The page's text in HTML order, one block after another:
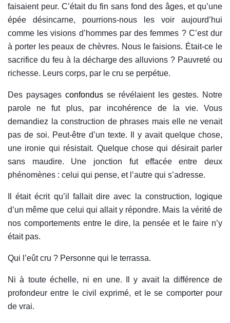
faisaient peur. C’était du fin sans fond des âges, et qu’une
épée désincarne, pourrions-nous les voir aujourd’hui
comme les visions d’hommes par des femmes ? C’est dur
à porter les peaux de chèvres. Nous le faisions. Était-ce le
sacrifice du feu à la décharge des alluvions ? Pauvreté ou
richesse. Leurs corps, par le cru se perpétue.
Des paysages confondusse révélaient les gestes. Notre
parole ne fut plus, par incohérence de la vie. Vous
demandiez la construction de phrases mais elle ne venait
pas de soi. Peut-être d’un texte. Il y avait quelque chose,
une ironie qui résistait. Quelque chose qui désirait parler
sans maudire. Une jonction fut effacée entre deux
phénomènes : celui qui pense, et l’autre qui s’adresse.
Il était écrit qu’il fallait dire avec la construction, logique
d’un même que celui qui allait y répondre. Mais la vérité de
nos comportements entre le dire, la pensée et le faire n’y
était pas.
Qui l’eût cru ? Personne qui le terrassa.
Ni à toute échelle, ni en une. Il y avait la différence de
profondeur entre le civil exprimé, et le se comporter pour
de vrai.